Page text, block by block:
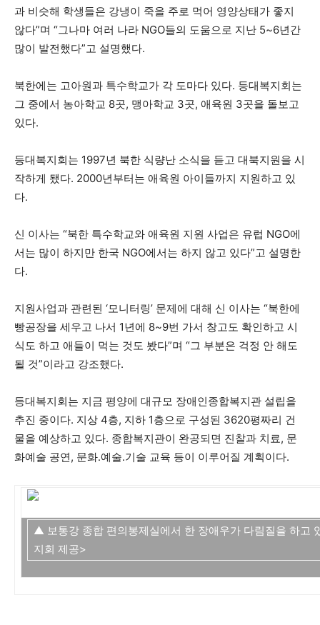
과 비슷해 학생들은 강냉이 죽을 주로 먹어 영양상태가 좋지
않다”며 “그나마 여러 나라 NGO들의 도움으로 지난 5~6년간
많이 발전했다”고 설명했다.
북한에는 고아원과 특수학교가 각 도마다 있다. 등대복지회는
그 중에서 농아학교 8곳, 맹아학교 3곳, 애육원 3곳을 돌보고
있다.
등대복지회는 1997년 북한 식량난 소식을 듣고 대북지원을 시
작하게 됐다. 2000년부터는 애육원 아이들까지 지원하고 있
다.
신 이사는 “북한 특수학교와 애육원 지원 사업은 유럽 NGO에
서는 많이 하지만 한국 NGO에서는 하지 않고 있다”고 설명한
다.
지원사업과 관련된 ‘모니터링’ 문제에 대해 신 이사는 “북한에
빵공장을 세우고 나서 1년에 8~9번 가서 창고도 확인하고 시
식도 하고 애들이 먹는 것도 봤다”며 “그 부분은 걱정 안 해도
될 것”이라고 강조했다.
등대복지회는 지금 평양에 대규모 장애인종합복지관 설립을
추진 중이다. 지상 4층, 지하 1층으로 구성된 3620평짜리 건
물을 예상하고 있다. 종합복지관이 완공되면 진찰과 치료, 문
화예술 공연, 문화․예술․기술 교육 등이 이루어질 계획이다.
▲ 보통강 종합 편의봉제실에서 한 장애우가 다림질을 하고
지회 제공>